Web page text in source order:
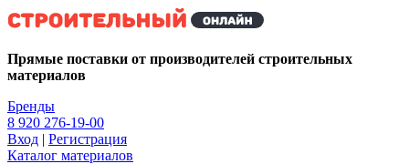
Kg
Прямые поставки от производителей строительных
материалов
Бренды
8 920 276-19-00
Вход | Регистрация
Каталог материалов